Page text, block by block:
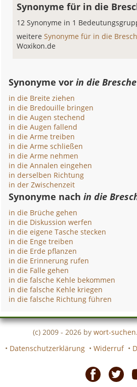
Synonyme für in die
12 Synonyme in 1
weitereSynonyme für in die
Woxikon.de
Synonyme vorin die
in die Breite ziehen
in die Bredouille bringen
in die Augen stechend
in die Augen fallend
in die Arme treiben
in die Arme schließen
in die Arme nehmen
in die Annalen eingehen
in derselben Richtung
in der Zwischenzeit
Synonyme nachin die
in die Brüche gehen
in die Diskussion werfen
in die eigene Tasche stecken
in die Enge treiben
in die Erde pflanzen
in die Erinnerung rufen
in die Falle gehen
in die falsche Kehle bekommen
in die falsche Kehle kriegen
in die falsche Richtung führen
(c) 2009 - 2026 by wort-
• Datenschutzerklärung • Widerruf •